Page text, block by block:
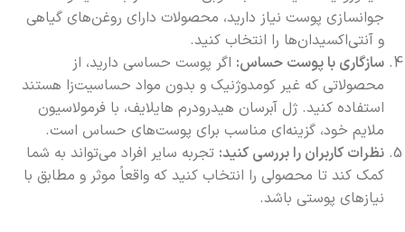
جوانسازی پوست نیاز دارید، محصولات دارای روغن‌های گیاهی
و آنتی‌اکسیدان‌ها را انتخاب کنید.
سازگاری با پوست حساس: اگر پوست حساسی دارید، از
محصولاتی که غیر کومدوژنیک و بدون مواد حساسیت‌زا هستند
استفاده کنید. ژل آبرسان هیدرودرم هایلایف، با فرمولاسیون
ملایم خود، گزینه‌ای مناسب برای پوست‌های حساس است.
نظرات کاربران را بررسی کنید: تجربه سایر افراد می‌تواند به شما
کمک کند تا محصولی را انتخاب کنید که واقعاً موثر و مطابق با
نیازهای پوستی باشد.